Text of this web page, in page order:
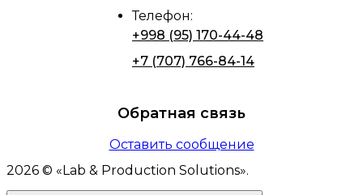
Телефон:
+998 (95) 170-44-48
+7 (707) 766-84-14
Обратная связь
Оставить сообщение
2026 © « Lab & Production Solutions».